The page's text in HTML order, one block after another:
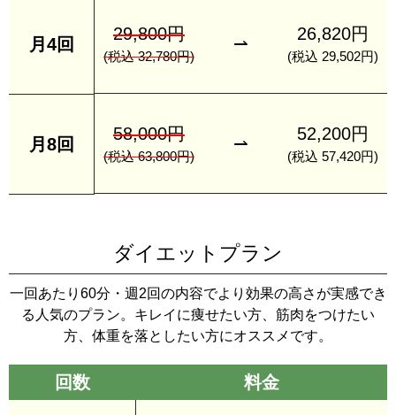
月4回
29,800円
(税込 32,780円)
⇀ 26,820円
(税込 29,502円)
月8回
58,000円
(税込 63,800円)
⇀ 52,200円
(税込 57,420円)
ダイエットプラン
一回あたり60分・週2回の内容でより効果の高さが実感でき
る人気のプラン。キレイに痩せたい方、筋肉をつけたい
方、体重を落としたい方にオススメです。
回数 料金